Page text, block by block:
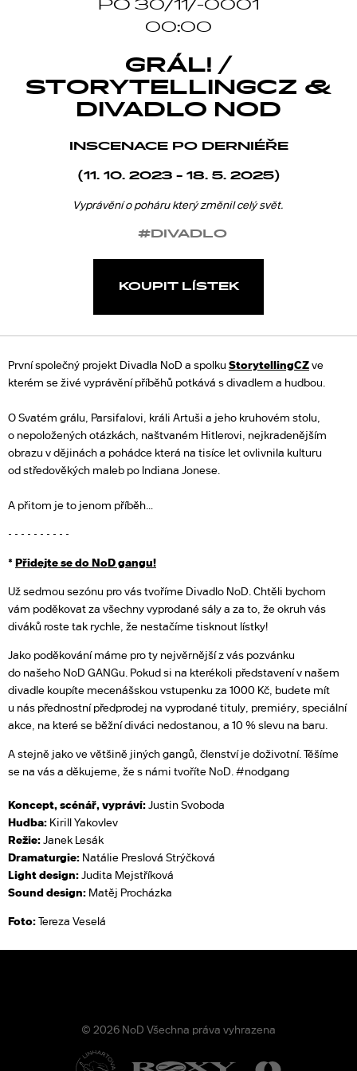
PO 30/11/-0001
00:00
GRÁL! /
STORYTELLINGCZ &
DIVADLO NOD
INSCENACE PO DERNIÉŘE
(11. 10. 2023 - 18. 5. 2025)
Vyprávění o poháru který změnil celý svět.
#DIVADLO
KOUPIT LÍSTEK
První společný projekt Divadla NoD a spolku StorytellingCZve
kterém se živé vyprávění příběhů potkává s divadlem a hudbou.
O Svatém grálu, Parsifalovi, králi Artuši a jeho kruhovém stolu,
o nepoložených otázkách, naštvaném Hitlerovi, nejkradenějším
obrazu v dějinách a pohádce která na tisíce let ovlivnila kulturu
od středověkých maleb po Indiana Jonese.
A přitom je to jenom příběh…
- - - - - - - - - -
* Přidejte se do NoD gangu!
Už sedmou sezónu pro vás tvoříme Divadlo NoD. Chtěli bychom
vám poděkovat za všechny vyprodané sály a za to, že okruh vás
diváků roste tak rychle, že nestačíme tisknout lístky!
Jako poděkování máme pro ty nejvěrnější z vás pozvánku
do našeho NoD GANGu. Pokud si na kterékoli představení v našem
divadle koupíte mecenášskou vstupenku za 1000 Kč, budete mít
u nás přednostní předprodej na vyprodané tituly, premiéry, speciální
akce, na které se běžní diváci nedostanou, a 10 % slevu na baru.
A stejně jako ve většině jiných gangů, členství je doživotní. Těšíme
se na vás a děkujeme, že s námi tvoříte NoD. #nodgang
Koncept, scénář, vypráví:Justin Svoboda
Hudba: Kirill Yakovlev
Režie:Janek Lesák
Dramaturgie: Natálie Preslová Strýčková
Light design:Judita Mejstříková
Sound design: Matěj Procházka
Foto:Tereza Veselá
© 2026 NoD Všechna práva vyhrazena